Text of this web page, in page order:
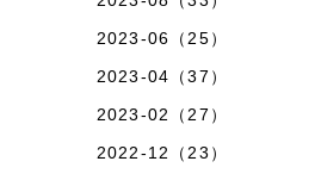
2023-06（25）
2023-04（37）
2023-02（27）
2022-12（23）